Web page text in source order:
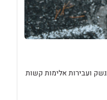
ועבירות אלימות קשות